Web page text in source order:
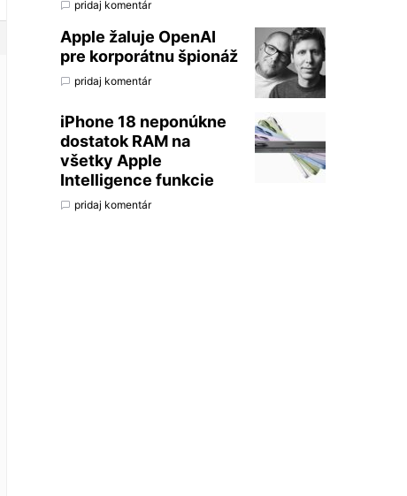
pridaj komentár
Apple žaluje OpenAI
pre korporátnu špionáž
pridaj komentár
iPhone 18 neponúkne
dostatok RAM na
všetky Apple
Intelligence funkcie
pridaj komentár